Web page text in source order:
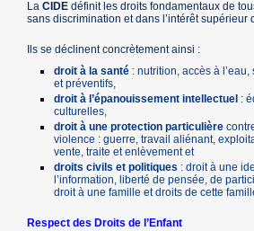
LaCIDE définit les droits fondamentaux de
sans discrimination et dans l’intérêt supérieur
Ils se déclinent concrètement ainsi :
droit à la santé : nutrition, accès à
et préventifs,
droit à l’épanouissement intellectuel :
culturelles,
droit à une protection particulière
violence : guerre, travail aliénant,
vente, traite et enlèvement et
droits civils et politiques : droit à une
l’information, liberté de pensée, de
droit à une famille et droits de cette
Respect des Droits de l’Enfant